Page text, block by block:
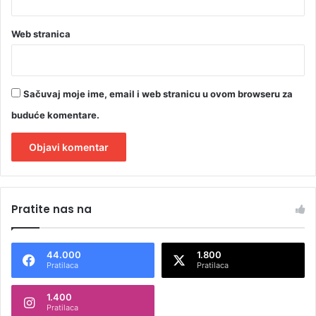
Web stranica
Sačuvaj moje ime, email i web stranicu u ovom browseru za
buduće komentare.
t
n
Pratite nas na
44.000
Pratilaca
1.800
Pratilaca
1.400
Pratilaca